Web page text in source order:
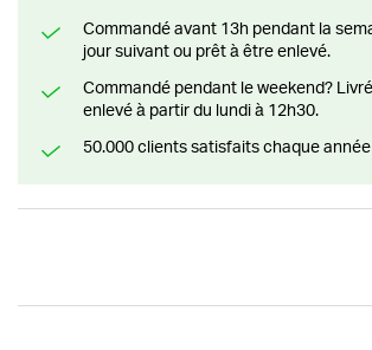
Commandé avant 13h pendant la semaine? Livré le
jour suivant ou prêt à être enlevé.
Commandé pendant le weekend? Livré ou prêt à être
enlevé à partir du lundi à 12h30.
50.000 clients satisfaits chaque année